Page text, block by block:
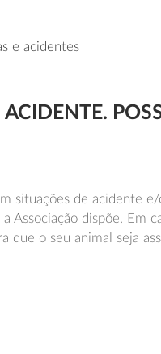
e acidentes
situações de acidente e/
Associação dispõe. Em
que o seu animal seja